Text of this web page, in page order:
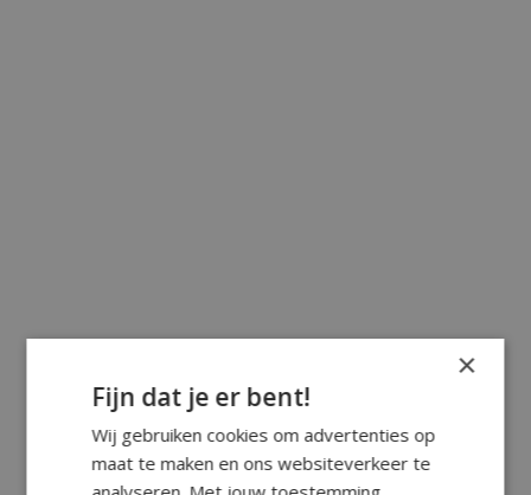
×
Fijn dat je er bent!
Wij gebruiken cookies om advertenties op
maat te maken en ons websiteverkeer te